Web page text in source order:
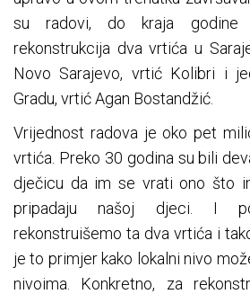
su radovi, do kraja godine
rekonstrukcija dva vrtića u
Novo Sarajevo, vrtić Kolibri i
Gradu, vrtić Agan Bostandžić.
Vrijednost radova je oko pet
vrtića. Preko 30 godina su bili
dječicu da im se vrati ono što
pripadaju našoj djeci. I
rekonstruišemo ta dva vrtića i
je to primjer kako lokalni nivo
nivoima. Konkretno, za